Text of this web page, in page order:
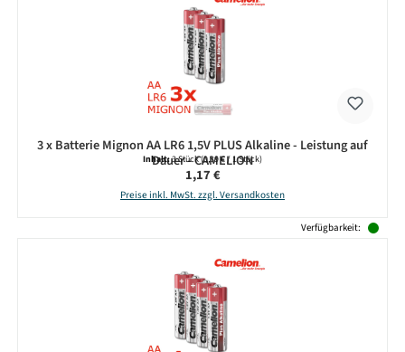
3 x Batterie Mignon AA LR6 1,5V PLUS Alkaline - Leistung auf
Dauer - CAMELION
Inhalt:3 Stück(0,39 € / 1 Stück)
Regulärer Preis:
1,17 €
Preise inkl. MwSt. zzgl. Versandkosten
Verfügbarkeit: